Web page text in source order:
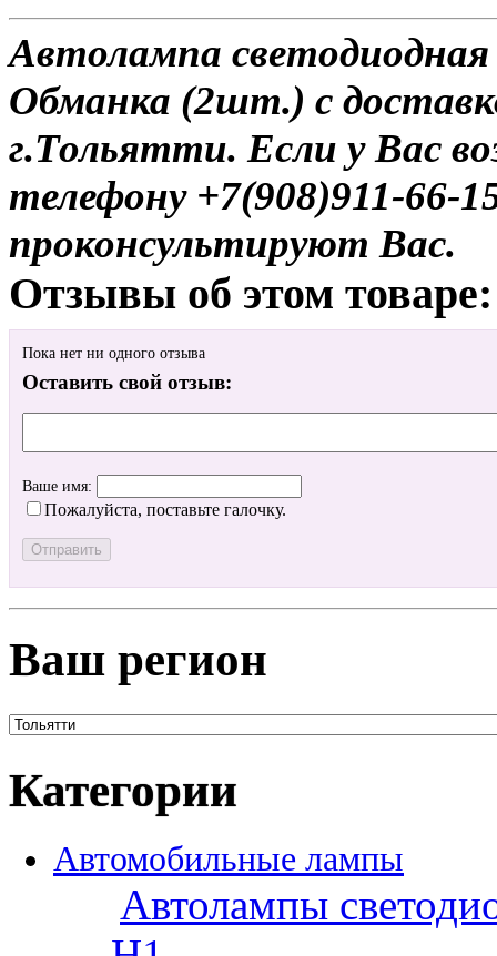
Автолампа
Обманка (2шт.) с
г.Тольятти. Если у Вас
телефону +7(908)911-
проконсультируют Вас.
Отзывы об этом товаре:
Пока нет ни одного отзыва
Оставить свой отзыв:
Ваше имя:
Пожалуйста, поставьте галочку.
Ваш регион
Категории
Автомобильные лампы
Автолампы